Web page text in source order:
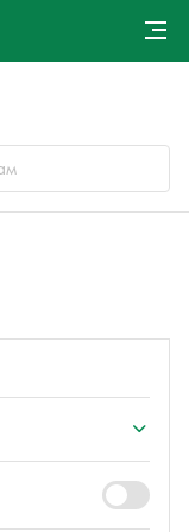
Оплата и доставка